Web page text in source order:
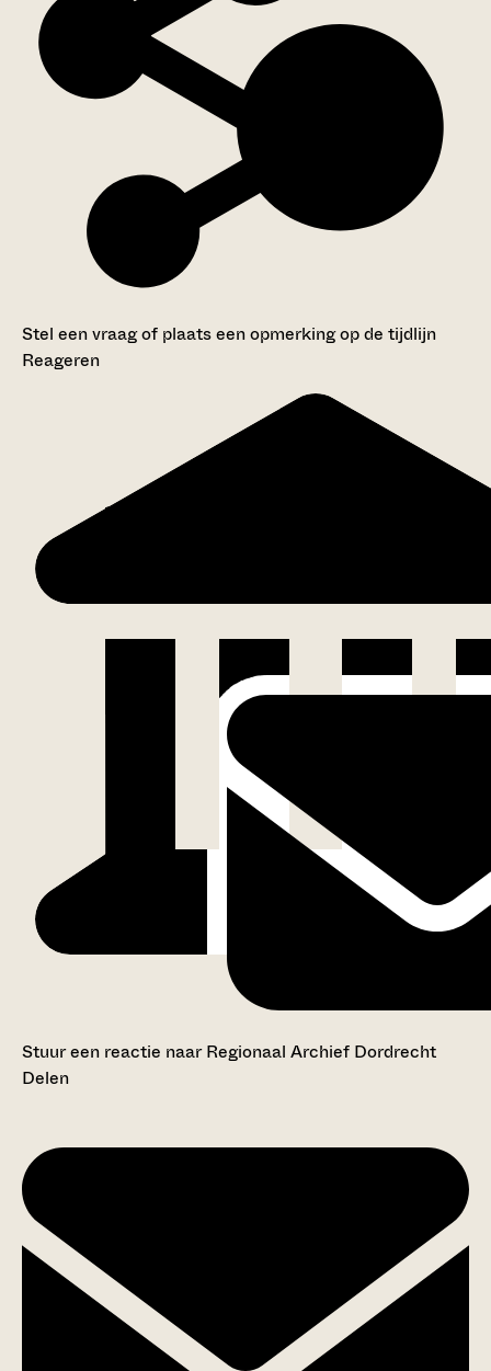
Stel een vraag of plaats een opmerking op de tijdlijn
Reageren
Stuur een reactie naar Regionaal Archief Dordrecht
Delen